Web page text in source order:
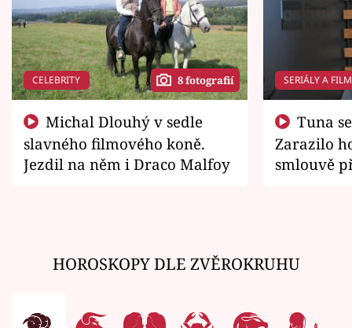
CELEBRITY 8 fotografií
slavného filmového koně.
Jezdil na něm i Draco Malfoy
SERIÁLY A
Zarazilo
smlouvě
HOROSKOPY DLE ZVĚROKRUHU